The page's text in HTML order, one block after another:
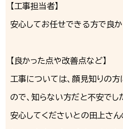
【工事担当者】
安心してお任せできる方で良か
【良かった点や改善点など】
工事については、顔見知りの
ので、知らない方だと不安でし
安心してくださいとの田上さ